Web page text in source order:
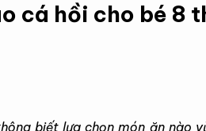
cá hồi cho bé 8
biết lựa chọn món ăn nào